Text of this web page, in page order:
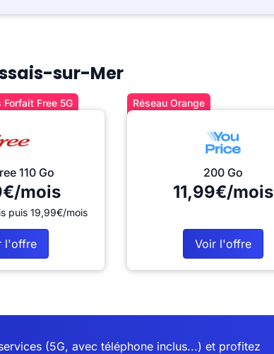
sur-Mer
Forfait Free 5G
110 Go
mois
puis 19,99€/mois
l'offre
Réseau Orange
200 Go
11,99€/mois
Voir l'offre
(5G, avec téléphone inclus...) et profitez